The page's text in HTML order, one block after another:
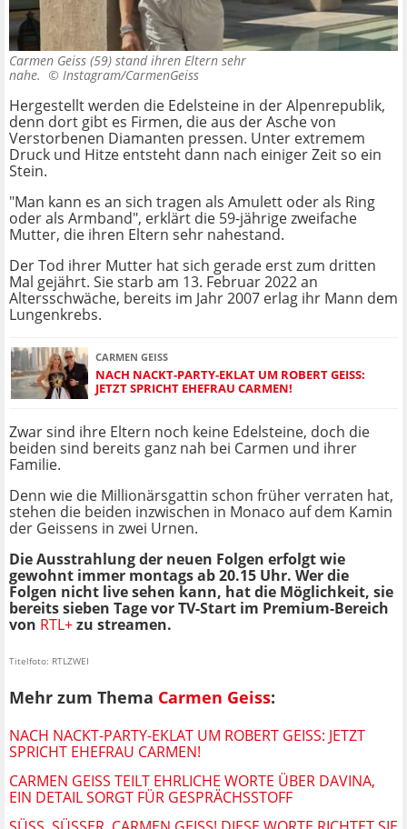
Carmen Geiss (59) stand ihren Eltern sehr
nahe. © Instagram/CarmenGeiss
Hergestellt werden die Edelsteine in der Alpenrepublik,
denn dort gibt es Firmen, die aus der Asche von
Verstorbenen Diamanten pressen. Unter extremem
Druck und Hitze entsteht dann nach einiger Zeit so ein
Stein.
"Man kann es an sich tragen als Amulett oder als Ring
oder als Armband", erklärt die 59-jährige zweifache
Mutter, die ihren Eltern sehr nahestand.
Der Tod ihrer Mutter hat sich gerade erst zum dritten
Mal gejährt. Sie starb am 13. Februar 2022 an
Altersschwäche, bereits im Jahr 2007 erlag ihr Mann dem
Lungenkrebs.
CARMEN GEISS
NACH NACKT-PARTY-EKLAT UM ROBERT GEISS:
JETZT SPRICHT EHEFRAU CARMEN!
Zwar sind ihre Eltern noch keine Edelsteine, doch die
beiden sind bereits ganz nah bei Carmen und ihrer
Familie.
Denn wie die Millionärsgattin schon früher verraten hat,
stehen die beiden inzwischen in Monaco auf dem Kamin
der Geissens in zwei Urnen.
Die Ausstrahlung der neuen Folgen erfolgt wie
gewohnt immer montags ab 20.15 Uhr. Wer die
Folgen nicht live sehen kann, hat die Möglichkeit, sie
bereits sieben Tage vor TV-Start im Premium-Bereich
von RTL+zu streamen.
Titelfoto: RTLZWEI
Mehr zum Thema Carmen Geiss:
NACH NACKT-PARTY-EKLAT UM ROBERT GEISS: JETZT
SPRICHT EHEFRAU CARMEN!
CARMEN GEISS TEILT EHRLICHE WORTE ÜBER DAVINA,
EIN DETAIL SORGT FÜR GESPRÄCHSSTOFF